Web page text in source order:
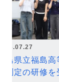
2026.07.27
福島県立福島
ン測定の研修を